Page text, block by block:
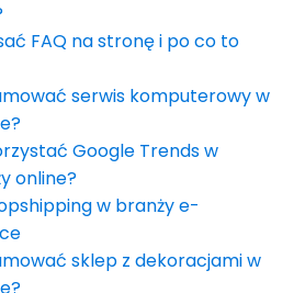
FAQ na stronę i po co to
serwis komputerowy w
Google Trends w
online?
w branży e-
sklep z dekoracjami w